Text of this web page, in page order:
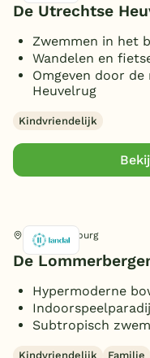
De Utrechtse
Zwemmen in het
Wandelen en
Omgeven door
Heuvelrug
Kindvriendelijk
Reuver, Limburg
De
Hypermoderne
Subtropisch
Kindvriendelijk Familie